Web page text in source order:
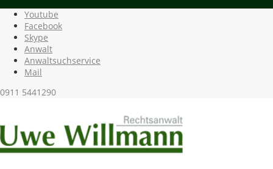
Youtube
Facebook
Skype
Anwalt
Anwaltsuchservice
Mail
0911 5441290